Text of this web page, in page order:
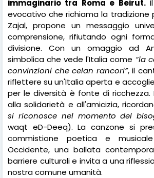
immaginario tra Roma e Beirut.Il
evocativo che richiama la
Zajal, propone un messaggio
comprensione, rifiutando ogni
divisione. Con un omaggio ad
simbolica che vede l'Italia come “la
convinzioni che celan rancori”, il
riflettere su un'Italia aperta e
per le diversità è fonte di ricchezza.
alla solidarietà e all'amicizia,
si riconosce nel momento del
waqt eD-Deeq). La canzone si
commistione poetica e
Occidente, una ballata
barriere culturali e invita a una
nostra comune umanità.